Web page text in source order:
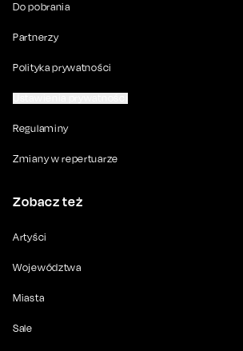
Do pobrania
Partnerzy
Polityka prywatności
Regulaminy
Zmiany w repertuarze
Zobacz też
Artyści
Województwa
Miasta
Sale